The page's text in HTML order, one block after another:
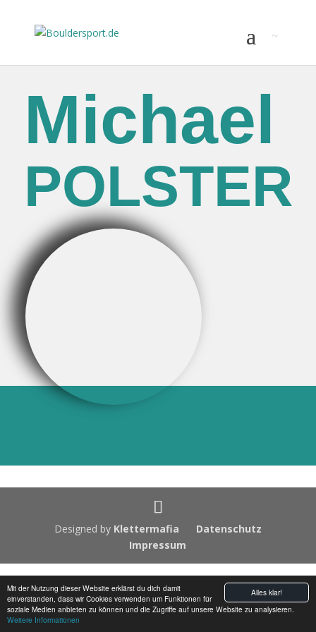
Alles klar!
Mit der Nutzung dieser Website erklärst du dich damit
einverstanden, dass wir Cookies verwenden um Funktionen für
soziale Medien anbieten zu können und die Zugriffe auf unsere Website zu analysieren.
Weitere Informationen
Michael
POLSTER
5
4
Designed by Klettermafia
Datenschutz
Impressum